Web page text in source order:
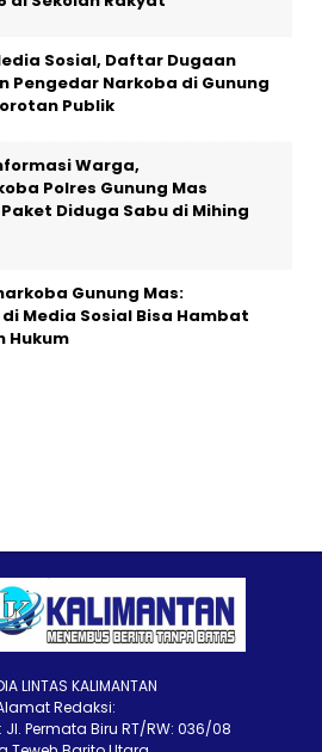
Sosial, Daftar Dugaan
Pengedar Narkoba di Gunung
Publik
Warga,
Polres Gunung Mas
Diduga Sabu di Mihing
Gunung Mas:
Media Sosial Bisa Hambat
Hukum
LINTAS KALIMANTAN
Redaksi:
Permata Biru RT/RW: 036/08